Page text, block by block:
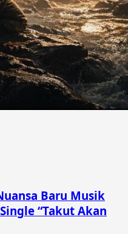
Baru Musik
“Takut Akan